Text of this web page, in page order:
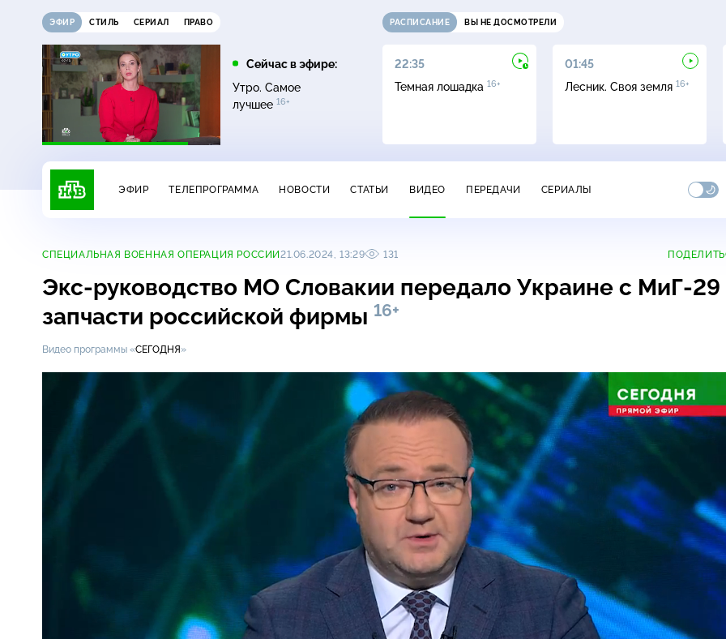
ЭФИР СТИЛЬ СЕРИАЛ ПРАВО
Сейчас в эфире:
Утро. Самое
лучшее 16+
РАСПИСАНИЕ ВЫ НЕ ДОСМОТРЕЛИ
21:15
Сегодня
21:30
Неизвестная Россия
22:35
Темная лошадка 16+
01:45
Лесник. Своя земля 16+
ЭФИР ТЕЛЕПРОГРАММА НОВОСТИ СТАТЬИ ВИДЕО ПЕРЕДАЧИ СЕРИАЛЫ
СПЕЦИАЛЬНАЯ ВОЕННАЯ ОПЕРАЦИЯ РОССИИ21.06.2024, 13:29 131
Экс-руководство МО Словакии передало Украине с МиГ-29
запчасти российской фирмы 16+
Видео программы «СЕГОДНЯ»